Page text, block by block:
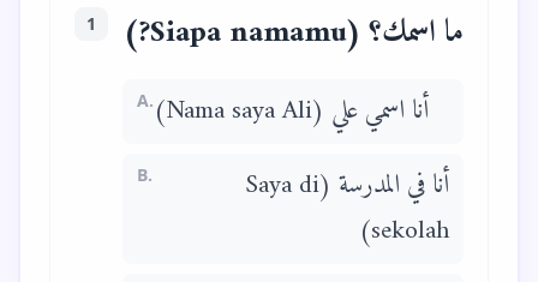
1 ما اسمك؟ (Siapa namamu?)
A. أنا اسمي علي (Nama saya Ali)
B.
أنا في المدرسة (Saya di
sekolah)